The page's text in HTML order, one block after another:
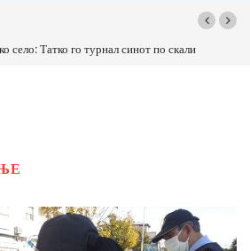
село: Татко го турнал синот по скали